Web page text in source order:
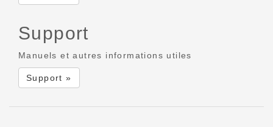
Support
Manuels et autres informations utiles
Support »